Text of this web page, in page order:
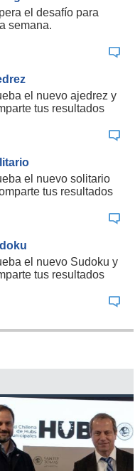
el desafío para
semana.
el nuevo ajedrez y
tus resultados
el nuevo solitario
tus resultados
el nuevo Sudoku y
tus resultados